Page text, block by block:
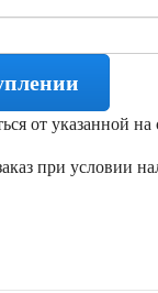
от указанной на
при условии